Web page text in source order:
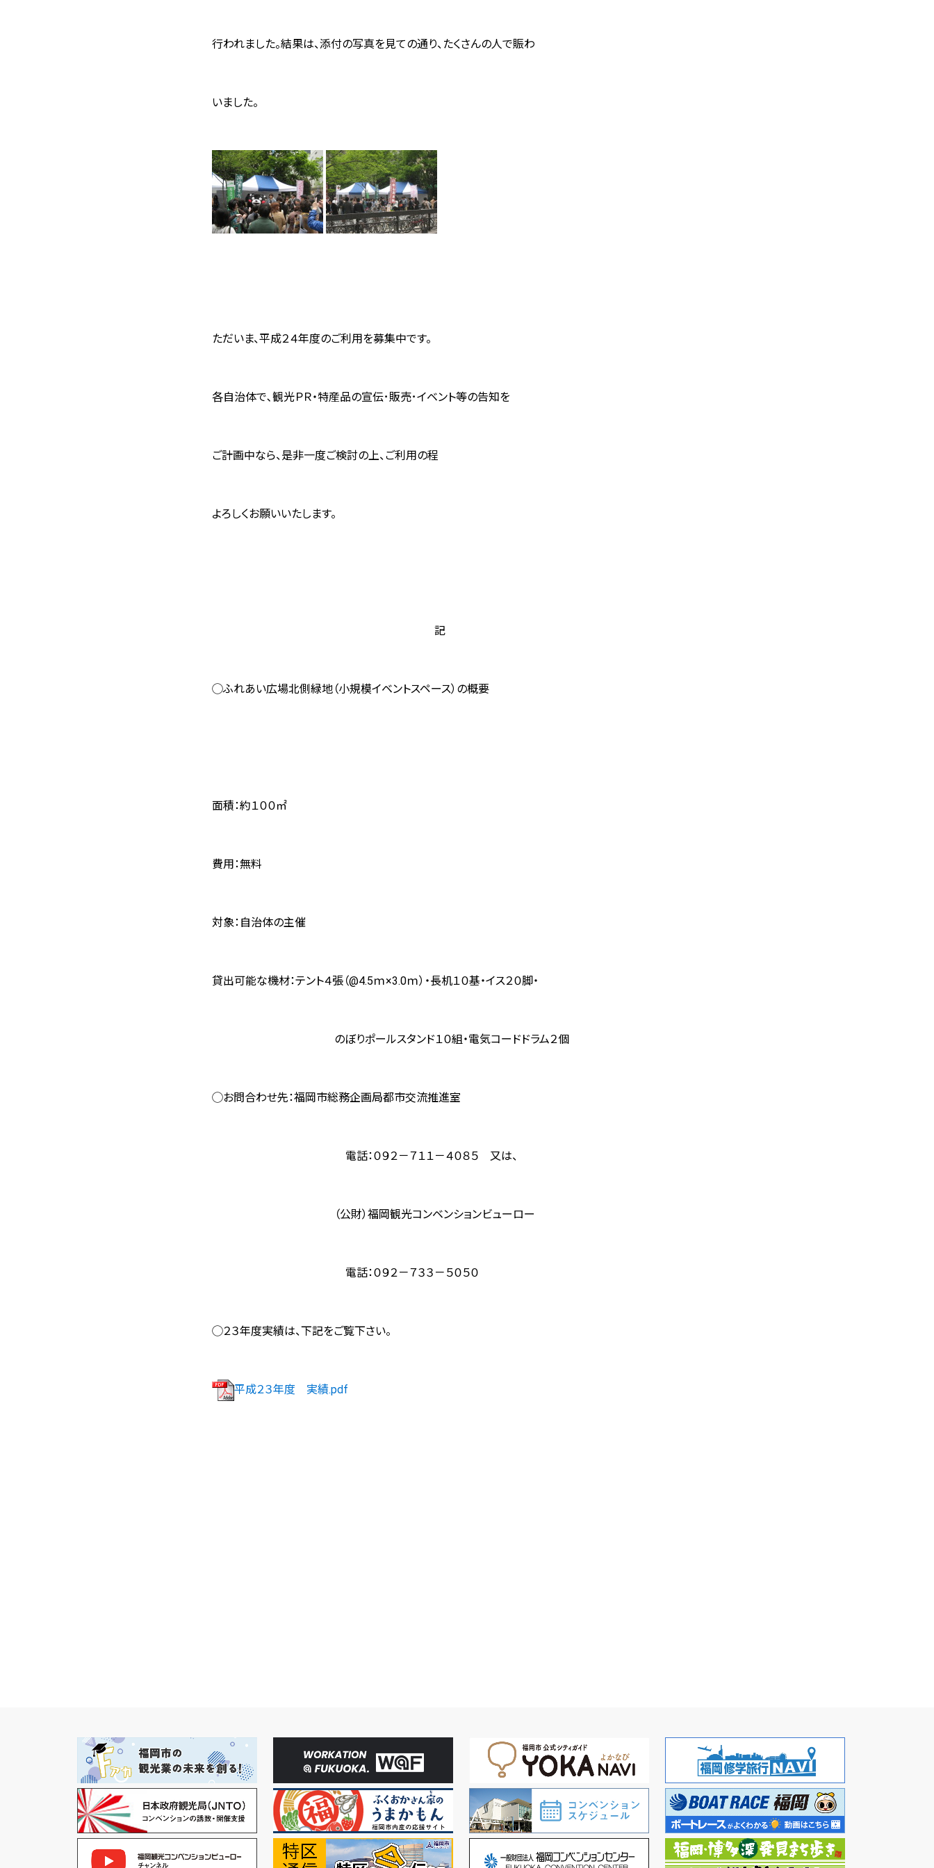
行われました。結果は、添付の写真を見ての通り、たくさんの人で賑わ
いました。
ただいま、平成２４年度のご利用を募集中です。
各自治体で､観光ＰＲ・特産品の宣伝･販売･イベント等の告知を
ご計画中なら、是非一度ご検討の上、ご利用の程
よろしくお願いいたします。
記
◯ふれあい広場北側緑地（小規模イベントスペース）の概要
面積：約１００㎡
費用：無料
対象：自治体の主催
貸出可能な機材：テント４張（@4.5ｍ×3.0ｍ）・長机１０基・イス２０脚・
のぼりポールスタンド１０組・電気コードドラム２個
◯お問合わせ先：福岡市総務企画局都市交流推進室
電話：０９２－７１１－４０８５ 又は、
（公財）福岡観光コンベンションビューロー
電話：０９２－７３３－５０５０
◯２３年度実績は、下記をご覧下さい。
平成２３年度 実績.pdf